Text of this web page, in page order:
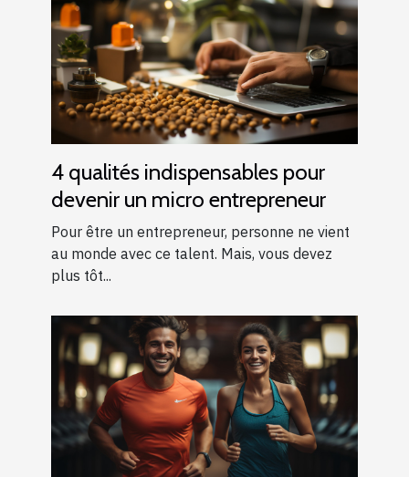
4 qualités indispensables pour
devenir un micro entrepreneur
Pour être un entrepreneur, personne ne vient
au monde avec ce talent. Mais, vous devez
plus tôt...